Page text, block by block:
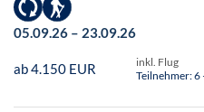
05.09.26 – 23.09.26
ab 4.150 EUR
inkl. Flug
Teilnehmer: 6